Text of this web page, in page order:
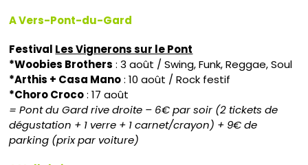
A Vers-Pont-du-Gard
Festival Les Vignerons sur le Pont
*Woobies Brothers : 3 août / Swing, Funk, Reggae, Soul
*Arthis + Casa Mano: 10 août / Rock festif
*Choro Croco: 17 août
= Pont du Gard rive droite – 6€ par soir (2 tickets de
dégustation + 1 verre + 1 carnet/crayon) + 9€ de
parking (prix par voiture)